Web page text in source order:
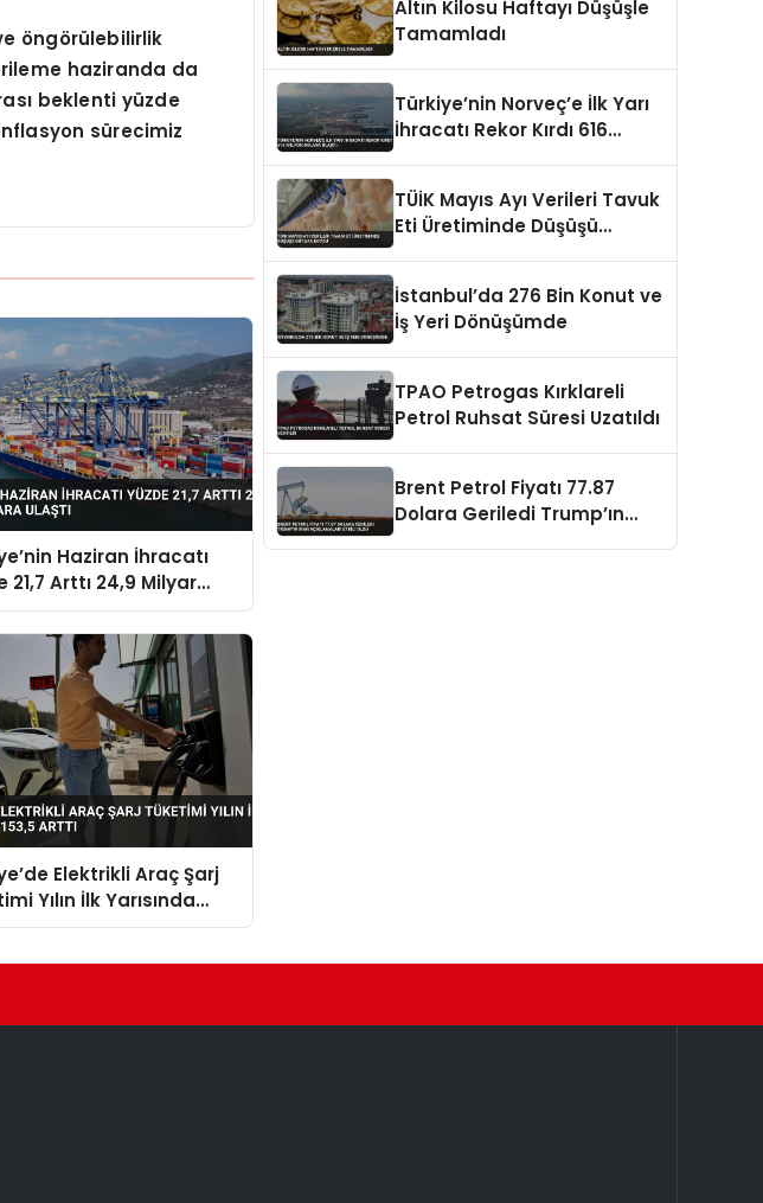
öngörülebilirlik
haziranda da
beklenti yüzde
sürecimiz
Haziran İhracatı
21,7 Arttı 24,9 Milyar
Ulaştı
Elektrikli Araç Şarj
Yılın İlk Yarısında
Arttı
Altın Kilosu Haftayı Düşüşle
Tamamladı
Türkiye’nin Norveç’e İlk Yarı
İhracatı Rekor Kırdı 616
TÜİK Mayıs Ayı Verileri Tavuk
Eti Üretiminde Düşüşü
İstanbul’da 276 Bin Konut ve
İş Yeri Dönüşümde
TPAO Petrogas Kırklareli
Petrol Ruhsat Süresi Uzatıldı
Brent Petrol Fiyatı 77.87
Dolara Geriledi Trump’ın